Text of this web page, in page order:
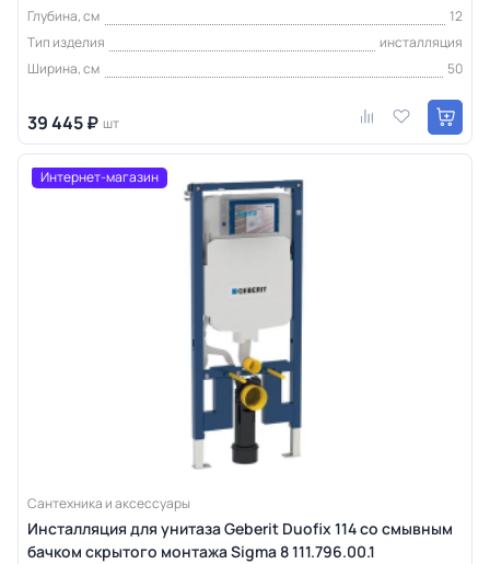
Глубина, см
12
Тип изделия
инсталляция
Ширина, см
50
39 445 ₽ шт
Интернет-магазин
Сантехника и аксессуары
Инсталляция для унитаза Geberit Duofix 114 со смывным
бачком скрытого монтажа Sigma 8 111.796.00.1